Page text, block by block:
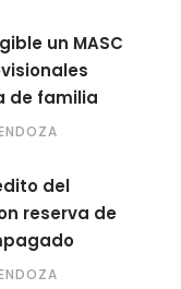
un MASC
de familia
del
reserva de